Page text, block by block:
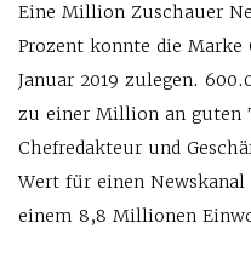
Eine Million Zuschauer
Prozent konnte die Marke
Januar 2019 zulegen.
zu einer Million an guten
Chefredakteur und
Wert für einen
einem 8,8 Millionen